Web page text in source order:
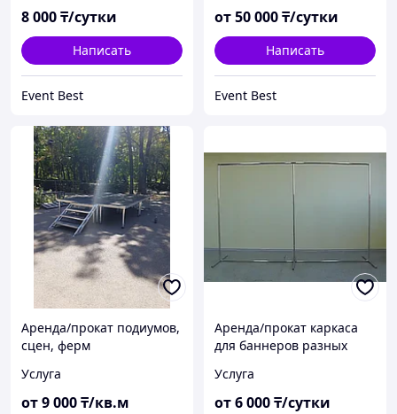
8 000₸/сутки
Написать
Event Best
от50 000₸/сутки
Написать
Event Best
Аренда/прокат подиумов,
сцен, ферм
Услуга
от9 000₸/кв.м
Аренда/прокат каркаса
для баннеров разных
Услуга
от6 000₸/сутки